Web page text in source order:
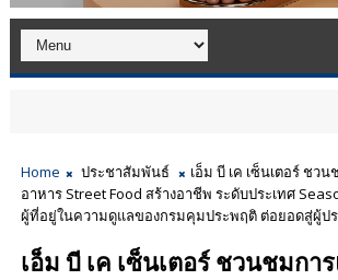
Home ประชาสัมพันธ์
เอ็ม บี เค เซ็นเตอร์ ชว
อาหาร Street Food สร้างอาชีพ ระดับประเทศ
ผู้ที่อยู่ในความดูแลของกรมคุมประพฤติ ต่อยอดสู่ผู้ป
เอ็ม บี เค เซ็นเตอร์ ชวนชมกา